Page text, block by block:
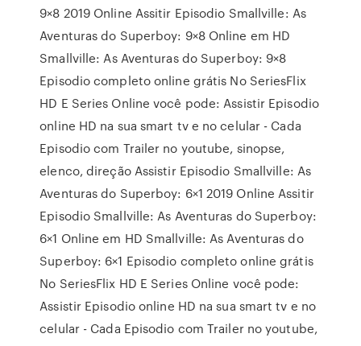
9×8 2019 Online Assitir Episodio Smallville: As
Aventuras do Superboy: 9×8 Online em HD
Smallville: As Aventuras do Superboy: 9×8
Episodio completo online grátis No SeriesFlix
HD E Series Online você pode: Assistir Episodio
online HD na sua smart tv e no celular - Cada
Episodio com Trailer no youtube, sinopse,
elenco, direção Assistir Episodio Smallville: As
Aventuras do Superboy: 6×1 2019 Online Assitir
Episodio Smallville: As Aventuras do Superboy:
6×1 Online em HD Smallville: As Aventuras do
Superboy: 6×1 Episodio completo online grátis
No SeriesFlix HD E Series Online você pode:
Assistir Episodio online HD na sua smart tv e no
celular - Cada Episodio com Trailer no youtube,